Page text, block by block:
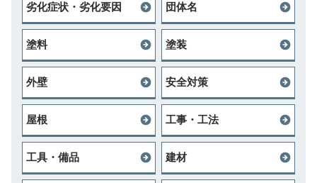
劣化症状・劣化要因 団体名
塗料 塗装
外壁 安全対策
屋根 工事・工法
工具・備品 建材